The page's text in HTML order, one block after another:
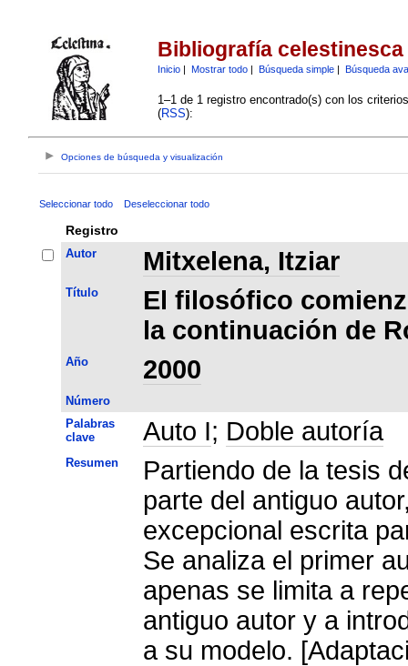
Bibliografía celestinesca
Inicio| Mostrar todo| Búsqueda simple| Búsqueda
1–1 de 1 registro encontrado(s) con los
(RSS):
Opciones de búsqueda y visualización
Seleccionar todo Deseleccionar todo
Registro
Autor Mitxelena, Itziar
Título
El filosófico
la continuación de
Año 2000
Número
Palabras
clave
Auto I; Doble autoría
Resumen
Partiendo de la tesis
parte del antiguo
excepcional escrita
Se analiza el primer
apenas se limita a
antiguo autor y a
a su modelo.